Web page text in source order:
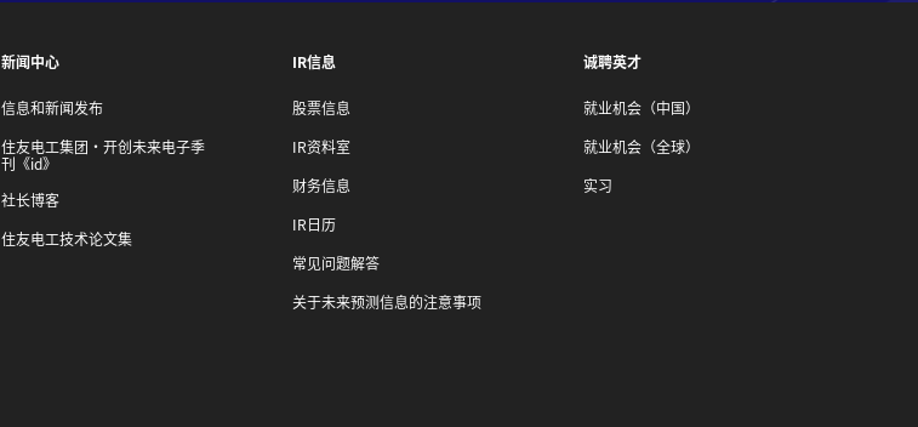
新闻中心
信息和新闻发布
住友电工集团・开创未来电子季
刊《id》
社长博客
住友电工技术论文集
IR信息
股票信息
IR资料室
财务信息
IR日历
常见问题解答
关于未来预测信息的注意事项
诚聘英才
就业机会（中国）
就业机会（全球）
实习